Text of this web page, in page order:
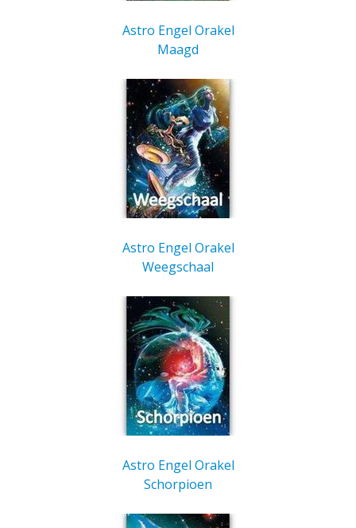
Astro Engel Orakel
Maagd
Astro Engel Orakel
Weegschaal
Astro Engel Orakel
Schorpioen